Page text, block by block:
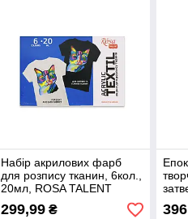
Набір акрилових фарб
для розпису тканин, 6кол.,
20мл, ROSA TALENT
299,99₴
(1:1)